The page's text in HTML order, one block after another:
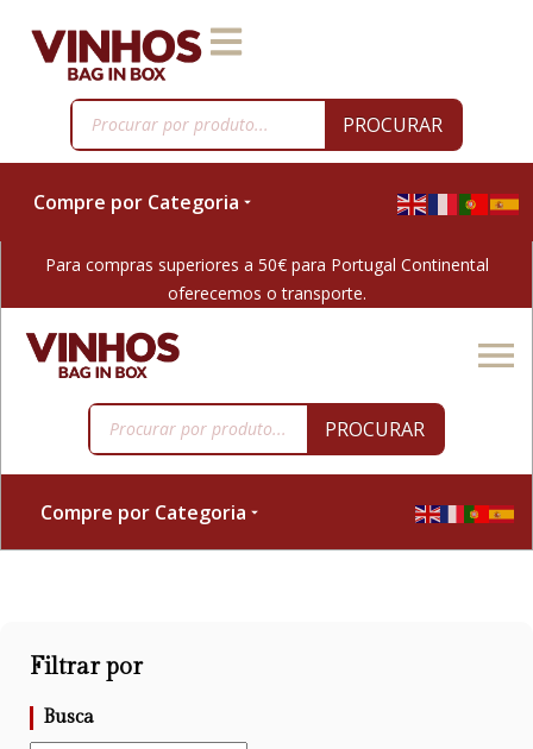
PROCURAR
Compre por Categoria
Para compras superiores a 50€ para Portugal Continental
oferecemos o transporte.
PROCURAR
Compre por Categoria
Filtrar por
Busca